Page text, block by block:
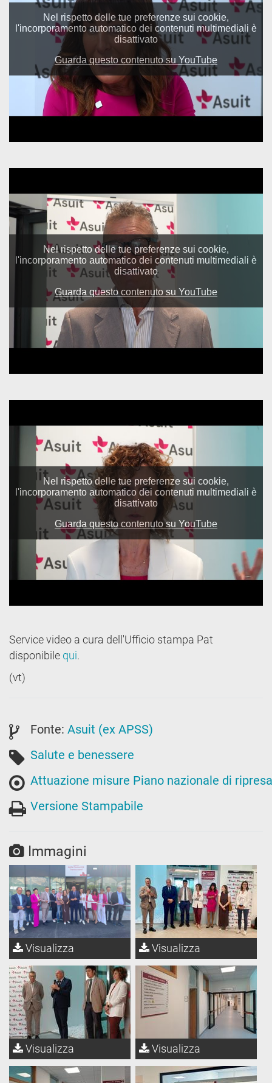
Service video a cura dell'Ufficio stampa Pat
disponibile qui.
(vt)
Fonte: Asuit (ex APSS)
Salute e benessere
Attuazione misure Piano nazionale di
Versione Stampabile
Immagini
Visualizza Visualizza
Visualizza Visualizza